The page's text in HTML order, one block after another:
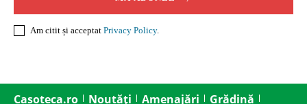
Am citit și acceptat Privacy Policy.
Casoteca.ro Noutăți Amenajări Grădină